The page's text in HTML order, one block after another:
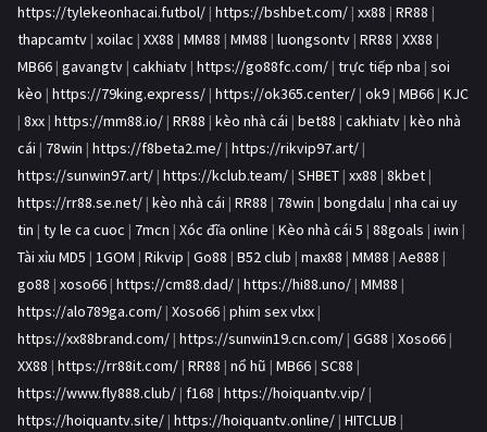
https://tylekeonhacai.futbol/ | https://bshbet.com/ | xx88 | RR88 |
thapcamtv | xoilac | XX88 | MM88 | MM88 | luongsontv | RR88 | XX88 |
MB66 | gavangtv | cakhiatv | https://go88fc.com/ | trực tiếp nba | soi
kèo | https://79king.express/ | https://ok365.center/ | ok9 | MB66 | KJC
| 8xx | https://mm88.io/ | RR88 | kèo nhà cái | bet88 | cakhiatv | kèo nhà
cái | 78win | https://f8beta2.me/ | https://rikvip97.art/ |
https://sunwin97.art/ | https://kclub.team/ | SHBET | xx88 | 8kbet |
https://rr88.se.net/ | kèo nhà cái | RR88 | 78win | bongdalu | nha cai uy
tin | ty le ca cuoc | 7mcn | Xóc đĩa online | Kèo nhà cái 5 | 88goals | iwin |
Tài xỉu MD5 | 1GOM | Rikvip | Go88 | B52 club | max88 | MM88 | Ae888 |
go88 | xoso66 | https://cm88.dad/ | https://hi88.uno/ | MM88 |
https://alo789ga.com/ | Xoso66 | phim sex vlxx |
https://xx88brand.com/ | https://sunwin19.cn.com/ | GG88 | Xoso66 |
XX88 | https://rr88it.com/ | RR88 | nổ hũ | MB66 | SC88 |
https://www.fly888.club/ | f168 | https://hoiquantv.vip/ |
https://hoiquantv.site/ | https://hoiquantv.online/ | HITCLUB |